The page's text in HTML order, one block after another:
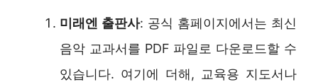
미래엔 출판사: 공식 홈페이지에서는 최신
음악 교과서를 PDF 파일로 다운로드할 수
있습니다. 여기에 더해, 교육용 지도서나